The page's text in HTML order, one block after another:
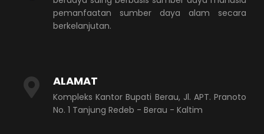
pemanfaatan sumber daya alam secara
berkelanjutan.
ALAMAT
Kompleks Kantor Bupati Berau, Jl. APT. Pranoto
No. 1 Tanjung Redeb - Berau - Kaltim